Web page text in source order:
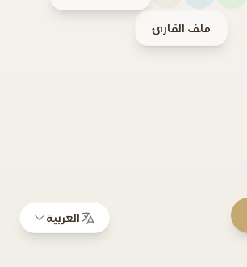
ملف القارئ
العربية